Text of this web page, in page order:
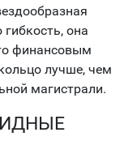
она
финансовым
лучше, чем
магистрали.